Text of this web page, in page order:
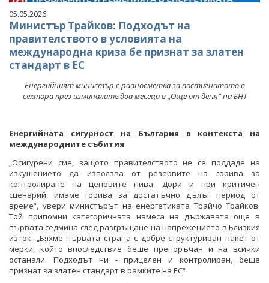
05.05.2026
Министър Трайков: Подходът на
правителството в условията на
международна криза бе признат за златен
стандарт в ЕС
Енергийният министър с равносметка за постигнатото в
сектора през изминалите два месеца в „Още от деня“ на БНТ
Енергийната сигурност на България в контекста на
международните събития
„Осигурени сме, защото правителството не се поддаде на
изкушението да използва от резервите на горива за
контролиране на ценовите нива. Дори и при критичен
сценарий, имаме горива за достатъчно дълъг период от
време“, увери министърът на енергетиката Трайчо Трайков.
Той припомни категоричната намеса на държавата още в
първата седмица след разгръщане на напрежението в Близкия
изток: „Бяхме първата страна с добре структуриран пакет от
мерки, който впоследствие беше препоръчан и на всички
останали. Подходът ни - прицелен и контролиран, беше
признат за златен стандарт в рамките на ЕС“